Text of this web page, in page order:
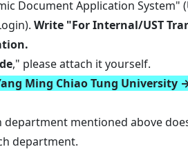
Document Application System"
Write "For Internal/UST
," please attach it yourself.
Ming Chiao Tung
mentioned above
department.